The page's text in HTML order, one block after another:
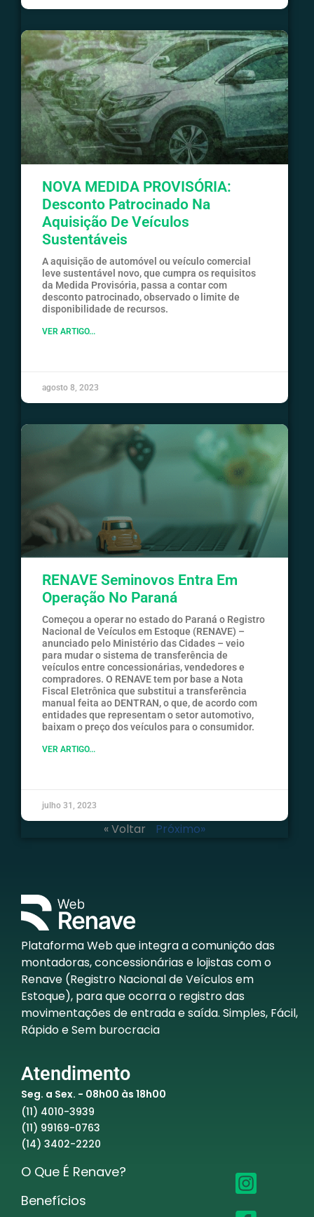
NOVA MEDIDA PROVISÓRIA:
Desconto Patrocinado Na
Aquisição De Veículos
Sustentáveis
A aquisição de automóvel ou veículo comercial
leve sustentável novo, que cumpra os requisitos
da Medida Provisória, passa a contar com
desconto patrocinado, observado o limite de
disponibilidade de recursos.
VER ARTIGO...
agosto 8, 2023
RENAVE Seminovos Entra Em
Operação No Paraná
Começou a operar no estado do Paraná o Registro
Nacional de Veículos em Estoque (RENAVE) –
anunciado pelo Ministério das Cidades – veio
para mudar o sistema de transferência de
veículos entre concessionárias, vendedores e
compradores. O RENAVE tem por base a Nota
Fiscal Eletrônica que substitui a transferência
manual feita ao DENTRAN, o que, de acordo com
entidades que representam o setor automotivo,
baixam o preço dos veículos para o consumidor.
VER ARTIGO...
julho 31, 2023
« Voltar Próximo»
Plataforma Web que integra a comunição das
montadoras, concessionárias e lojistas com o
Renave (Registro Nacional de Veículos em
Estoque), para que ocorra o registro das
movimentações de entrada e saída. Simples, Fácil,
Rápido e Sem burocracia
Atendimento
Seg. a Sex. - 08h00 às 18h00
(11) 4010-3939
(11) 99169-0763
(14) 3402-2220
O Que É Renave?
Benefícios